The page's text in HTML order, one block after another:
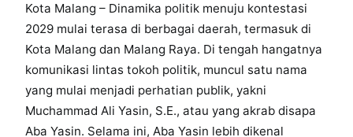
Kota Malang – Dinamika politik menuju kontestasi
2029 mulai terasa di berbagai daerah, termasuk di
Kota Malang dan Malang Raya. Di tengah hangatnya
komunikasi lintas tokoh politik, muncul satu nama
yang mulai menjadi perhatian publik, yakni
Muchammad Ali Yasin, S.E., atau yang akrab disapa
Aba Yasin. Selama ini, Aba Yasin lebih dikenal